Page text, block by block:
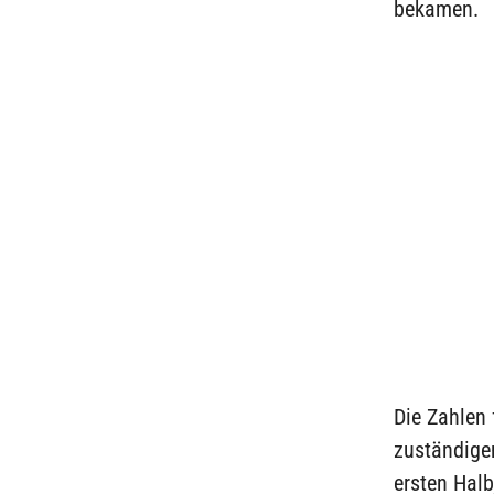
bekamen.
Die
ersten